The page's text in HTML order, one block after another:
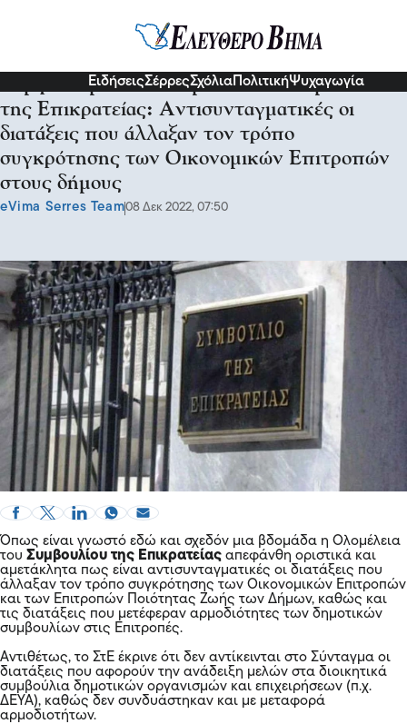
ΕιδήσειςΣέρρεςΣχόλια ΠολιτικήΨυχαγωγία
Σύμφωνα με την Ολομέλεια του Συμβουλίου
της Επικρατείας: Αντισυνταγματικές οι
διατάξεις που άλλαξαν τον τρόπο
συγκρότησης των Οικονομικών Επιτροπών
στους δήμους
eVima Serres Team08 Δεκ 2022, 07:50
Όπως είναι γνωστό εδώ και σχεδόν μια βδομάδα η Ολομέλεια
του Συμβουλίου της Επικρατείας απεφάνθη οριστικά και
αμετάκλητα πως είναι αντισυνταγματικές οι διατάξεις που
άλλαξαν τον τρόπο συγκρότησης των Οικονομικών Επιτροπών
και των Επιτροπών Ποιότητας Ζωής των Δήμων, καθώς και
τις διατάξεις που μετέφεραν αρμοδιότητες των δημοτικών
συμβουλίων στις Επιτροπές.
Αντιθέτως, το ΣτΕ έκρινε ότι δεν αντίκεινται στο Σύνταγμα οι
διατάξεις που αφορούν την ανάδειξη μελών στα διοικητικά
συμβούλια δημοτικών οργανισμών και επιχειρήσεων (π.χ.
ΔΕΥΑ), καθώς δεν συνδυάστηκαν και με μεταφορά
αρμοδιοτήτων.